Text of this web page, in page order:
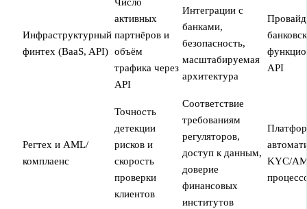
Инфраструктурный
финтех (BaaS, API)
Число
активных
партнёров и
объём
трафика через
API
Интеграции с
банками,
безопасность,
масштабируемая
архитектура
API
Регтех и AML/
комплаенс
Точность
детекции
рисков и
скорость
проверки
клиентов
Соответствие
требованиям
регуляторов,
доступ к данным,
доверие
финансовых
институтов
KYC/